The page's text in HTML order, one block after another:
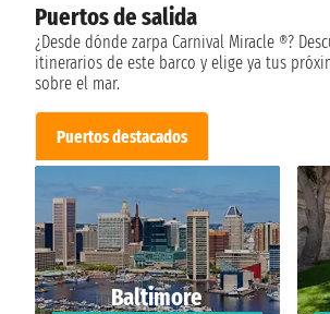
Puertos de salida
¿Desde dónde zarpa Carnival Miracle ®?
itinerarios de este barco y elige ya tus
sobre el mar.
Puertos destacados
Baltimore